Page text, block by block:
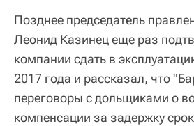
Позднее председатель
Леонид Казинец еще раз
компании сдать в
2017 года и рассказал, что
переговоры с дольщиками о
компенсации за задержку